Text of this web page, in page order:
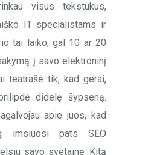
visus tekstukus,
IT specialistams ir
tai laiko, gal 10 ar 20
į savo elektroninį
teatrašė tik, kad gerai,
didelę šypseną.
apie juos, kad
imsiuosi pats SEO
savo svetainę. Kitą